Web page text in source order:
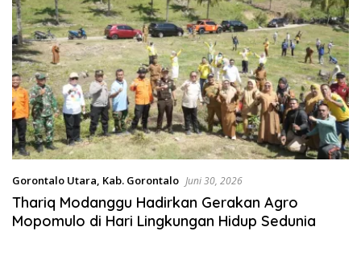
Gorontalo Utara, Kab. Gorontalo Juni 30, 2026
Thariq Modanggu Hadirkan Gerakan Agro
Mopomulo di Hari Lingkungan Hidup Sedunia